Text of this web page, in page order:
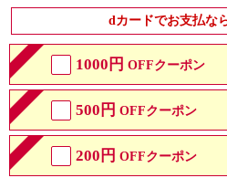
dカードでお支払な
1000円 OFFクーポン
500円 OFFクーポン
200円 OFFクーポン